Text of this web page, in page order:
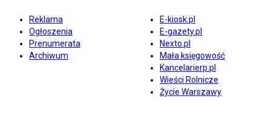
Reklama
Ogłoszenia
Prenumerata
Archiwum
E-kiosk.pl
E-gazety.pl
Nexto.pl
Mała księgowość
Kancelarierp.pl
Wieści Rolnicze
Życie Warszawy